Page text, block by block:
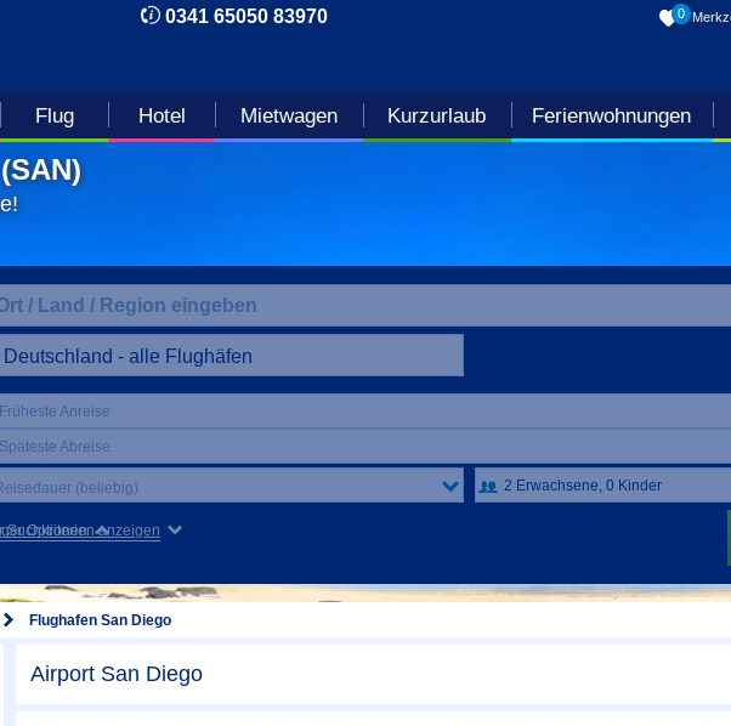
0341 65050 83970
Flug Hotel Mietwagen Kurzurlaub Ferienwohnungen
0
Deutschland - alle Flughäfen
Früheste Anreise
Späteste Abreise
(beliebig)
Suchkriterien anzeigen
Optionen
Flughafen San Diego
Airport San Diego